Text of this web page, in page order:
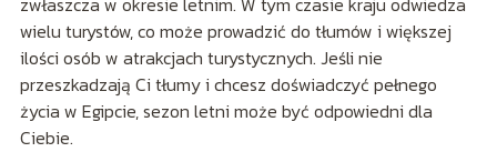
wielu turystów, co może prowadzić do tłumów i większej
ilości osób w atrakcjach turystycznych. Jeśli nie
przeszkadzają Ci tłumy i chcesz doświadczyć pełnego
życia w Egipcie, sezon letni może być odpowiedni dla
Ciebie.